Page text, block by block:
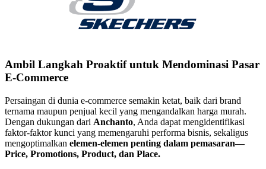
Ambil Langkah Proaktif untuk Mendominasi Pasar
E-Commerce
Persaingan di dunia e-commerce semakin ketat, baik dari brand
ternama maupun penjual kecil yang mengandalkan harga murah.
Dengan dukungan dari Anchanto, Anda dapat mengidentifikasi
faktor-faktor kunci yang memengaruhi performa bisnis, sekaligus
mengoptimalkan elemen-elemen penting dalam pemasaran—
Price, Promotions, Product, dan Place.